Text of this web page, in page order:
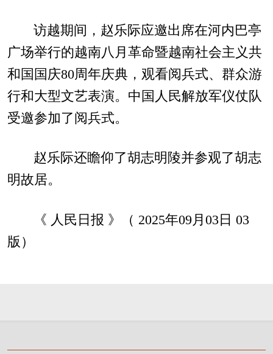
访越期间，赵乐际应邀出席在河内巴亭
广场举行的越南八月革命暨越南社会主义共
和国国庆80周年庆典，观看阅兵式、群众游
行和大型文艺表演。中国人民解放军仪仗队
受邀参加了阅兵式。
赵乐际还瞻仰了胡志明陵并参观了胡志
明故居。
《 人民日报 》（ 2025年09月03日 03
版）